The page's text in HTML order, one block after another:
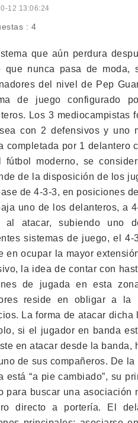
12 13:06:24
: 4
que aún perdura
que nunca pasa de
del nivel de Pep
de juego configurado
Los 3 mediocampistas
con 2 defensivos y uno
completada por 1 delantero
fútbol moderno, se
de la disposición de los
de 4-3-3, en posiciones
uno de los delanteros, a
al atacar, subiendo uno
sistemas de juego, el
en ocupar la mayor
la idea de contar con
de jugada en esta
reside en obligar a
La forma de atacar
si el jugador en banda
en atacar desde la banda,
de sus compañeros. De
está “a pie cambiado”, su
para buscar una asociación
directo a portería. El